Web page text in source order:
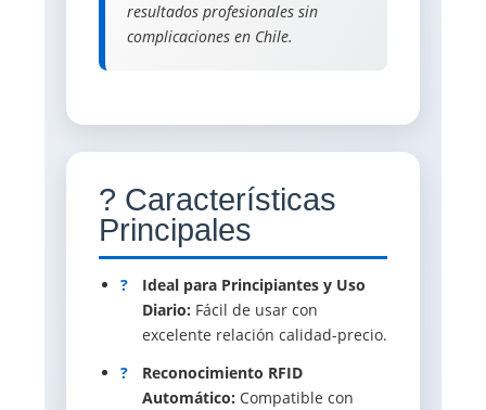
resultados profesionales sin
complicaciones en Chile.
? Características
Principales
?
Ideal para Principiantes y Uso
Diario: Fácil de usar con
excelente relación calidad-precio.
?
Reconocimiento RFID
Automático: Compatible con